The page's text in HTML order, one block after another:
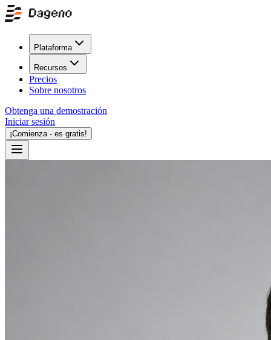
Plataforma
Recursos
Precios
Sobre nosotros
Obtenga una demostración
Iniciar sesión
¡Comienza - es gratis!